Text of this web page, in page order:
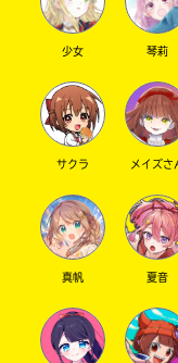
少女 琴莉
サクラ メイズさ
真帆 夏音